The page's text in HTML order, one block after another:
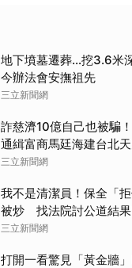
地下墳墓遷葬…挖3.6米
今辦法會安撫祖先
三立新聞網
詐慈濟10億自己也被騙
通緝富商馬廷海建台北
三立新聞網
我不是清潔員！保全「
被炒 找法院討公道結果
三立新聞網
打開一看驚見「黃金牆